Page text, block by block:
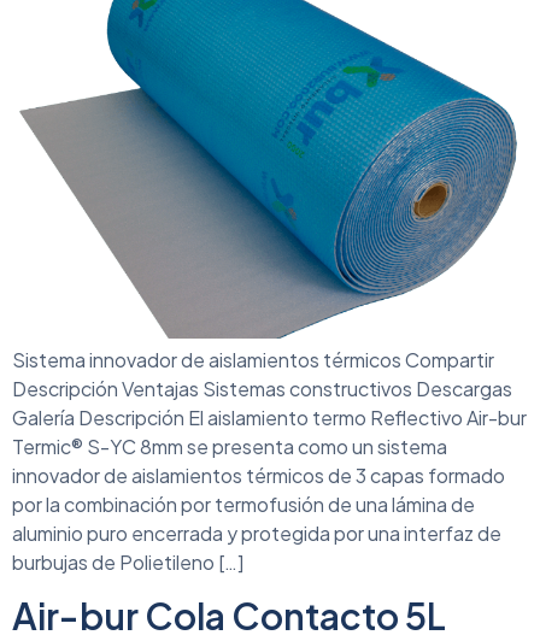
Sistema innovador de aislamientos térmicos Compartir
Descripción Ventajas Sistemas constructivos Descargas
Galería Descripción El aislamiento termo Reflectivo Air-bur
Termic® S-YC 8mm se presenta como un sistema
innovador de aislamientos térmicos de 3 capas formado
por la combinación por termofusión de una lámina de
aluminio puro encerrada y protegida por una interfaz de
burbujas de Polietileno […]
Air-bur Cola Contacto 5L